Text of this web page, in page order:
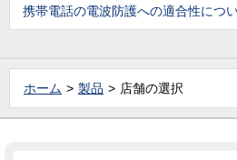
携帯電話の電波防護への適合性につ
ホーム 製品 店舗の選択